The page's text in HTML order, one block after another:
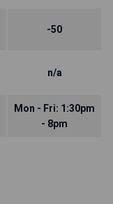
-50
n/a
Mon - Fri: 1:30pm
- 8pm